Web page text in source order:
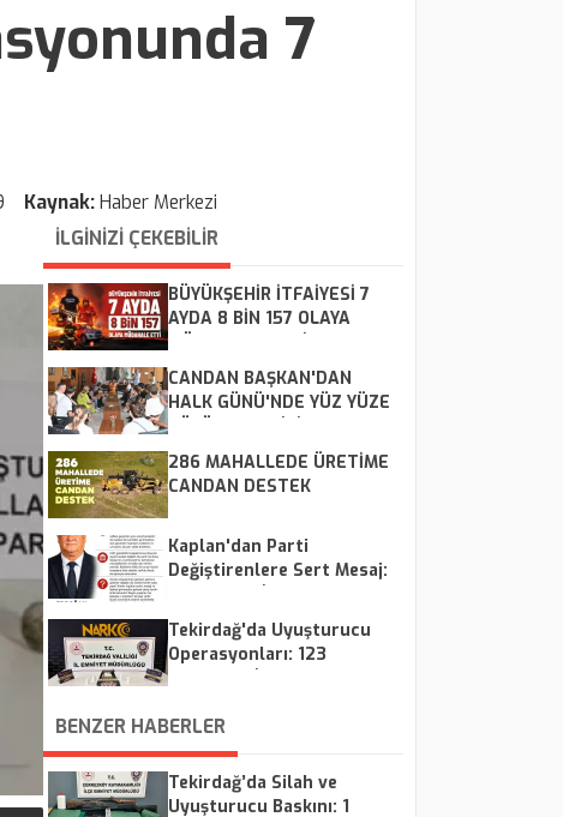
7
Kaynak:Haber Merkezi
İLGİNİZİ ÇEKEBİLİR
BÜYÜKŞEHİR İTFAİYESİ 7
AYDA 8 BİN 157 OLAYA
CANDAN BAŞKAN'DAN
HALK GÜNÜ'NDE YÜZ YÜZE
286 MAHALLEDE ÜRETİME
CANDAN DESTEK
Kaplan'dan Parti
Değiştirenlere Sert Mesaj:
Tekirdağ'da Uyuşturucu
Operasyonları: 123
BENZER HABERLER
Tekirdağ’da Silah ve
Uyuşturucu Baskını: 1